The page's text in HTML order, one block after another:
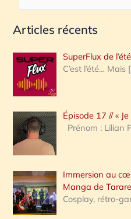
c
e
r
c
h
e
:
Articles récents
SuperFlux de l’été
C’est l’été… Mais
Épisode 17 // «
Prénom : Lilian
Immersion au
Manga de Tarare
Cosplay, rétro-